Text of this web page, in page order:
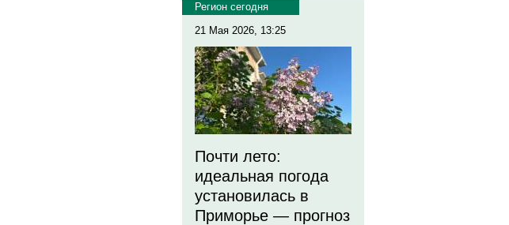
Регион сегодня
21 Мая 2026, 13:25
Почти лето:
идеальная погода
установилась в
Приморье — прогноз